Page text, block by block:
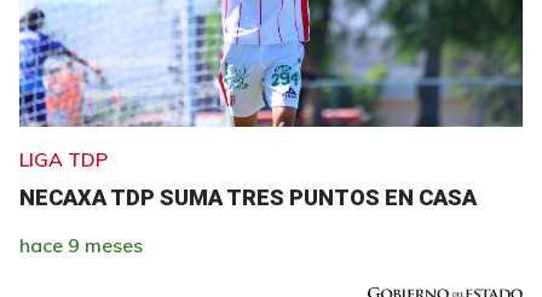
LIGA TDP
NECAXA TDP SUMA TRES PUNTOS EN CASA
hace 9 meses